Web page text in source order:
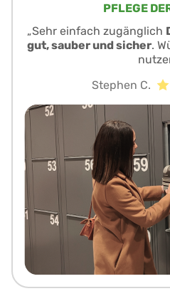
PFLEGE
„Sehr einfach zugänglich
gut, sauber und sicher.
Stephen C.